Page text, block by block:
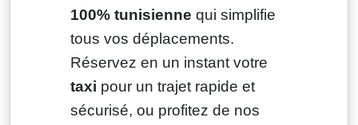
100% tunisienne qui simplifie
tous vos déplacements.
Réservez en un instant votre
taxi pour un trajet rapide et
sécurisé, ou profitez de nos